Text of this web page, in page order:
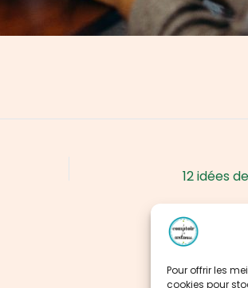
Pour offrir les
cookies pour